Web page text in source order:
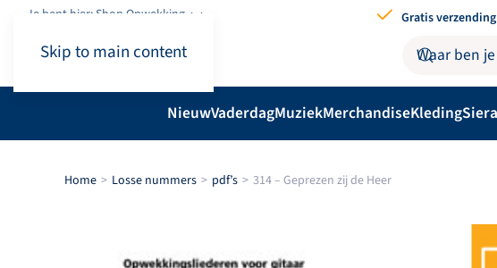
Skip to main content
Je bent hier: Shop.Opwekking Gratis
NieuwVaderdagMuziekMerchandiseKleding
Home Losse nummers pdf’s 314 – Geprezen zij de Heer